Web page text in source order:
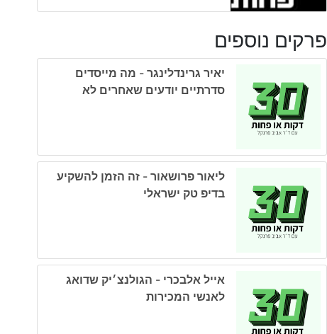
פרקים נוספים
יאיר גרינדלינגר - מה מייסדים
סדרתיים יודעים שאחרים לא
ליאור פרושאור - זה הזמן להשקיע
בדיפ טק ישראלי
אייל אלבכרי - הגולנצ׳יק שדואג
לאנשי המכירות